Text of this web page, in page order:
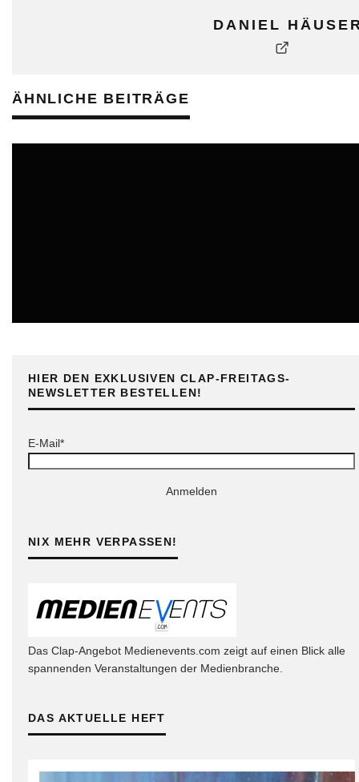
DANIEL
ÄHNLICHE BEITRÄGE
HIER DEN EXKLUSIVEN CLAP-FREITAGS-
NEWSLETTER BESTELLEN!
E-Mail*
Anmelden
NIX MEHR VERPASSEN!
Das Clap-Angebot Medienevents.com zeigt auf einen Blick alle
spannenden Veranstaltungen der Medienbranche.
DAS AKTUELLE HEFT